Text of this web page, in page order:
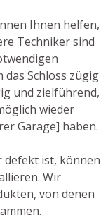
Ihnen helfen,
Techniker sind
Schloss zügig
und zielführend,
wieder
Garage] haben.
defekt ist, können
Wir
von denen